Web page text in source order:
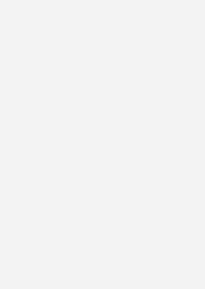
mit dem SBZ
Sie regelmäßig von uns
Neuigkeiten, gebündelt und